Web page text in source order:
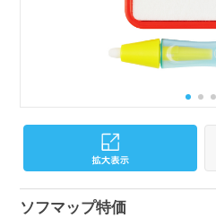
ソフマップ特価